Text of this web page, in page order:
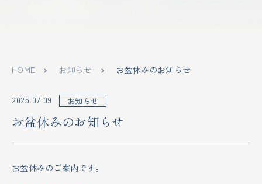
HOME お知らせ お盆休みのお知らせ
2025.07.09 お知らせ
お盆休みのお知らせ
お盆休みのご案内です。